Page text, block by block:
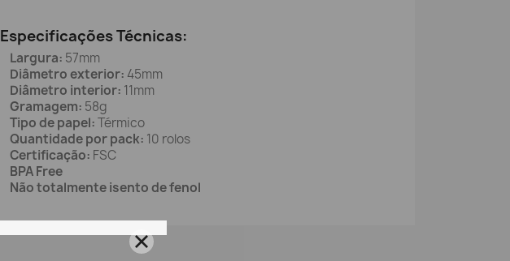
Especificações Técnicas:
Largura: 57mm
Diâmetro exterior: 45mm
Diâmetro interior: 11mm
Gramagem: 58g
Tipo de papel:Térmico
Quantidade por pack: 10 rolos
Certificação: FSC
BPA Free
Não totalmente isento de fenol